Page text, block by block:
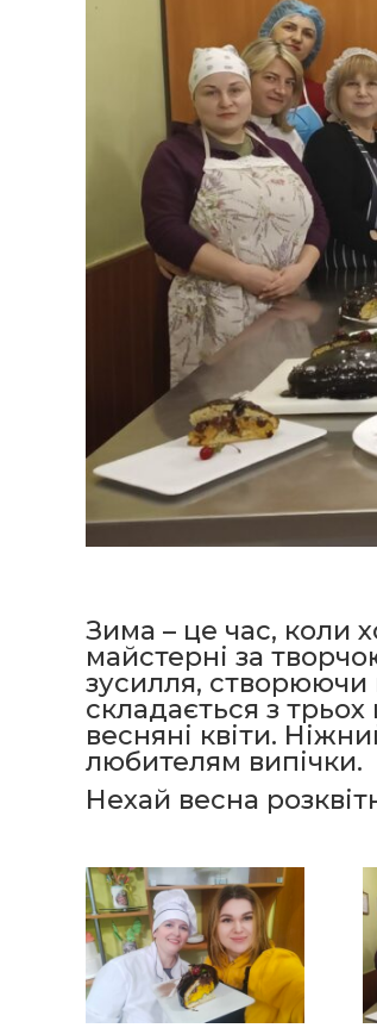
Зима – це час, коли
майстерні за
зусилля, створюючи
складається з трьох
весняні квіти.
любителям випічки.
Нехай весна